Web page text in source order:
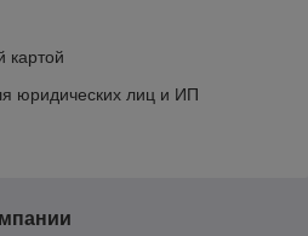
картой
юридических лиц и ИП